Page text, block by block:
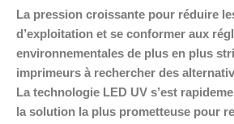
La pression croissante pour réduire
d’exploitation et se conformer aux
environnementales de plus en plus
imprimeurs à rechercher des
La technologie LED UV s’est
la solution la plus prometteuse pour